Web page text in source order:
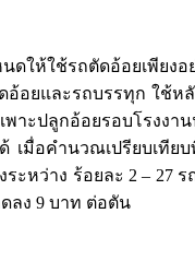
ดให้ใช้รถตัดอ้อยเพียง
อ้อยและรถบรรทุก ใช้
าะปลูกอ้อยรอบโรงง
เมื่อคำนวณเปรียบเที
ะหว่าง ร้อยละ 2 – 27
ลง 9 บาท ต่อตัน